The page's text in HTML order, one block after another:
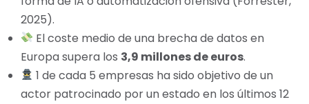
2025).
El coste medio de una brecha de datos en
Europa supera los 3,9 millones de euros.
1 de cada 5 empresas ha sido objetivo de un
actor patrocinado por un estado en los últimos 12